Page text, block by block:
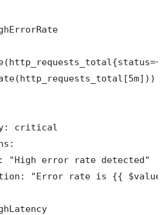
critical
"High error rate detected"
"Error rate is {{ $value